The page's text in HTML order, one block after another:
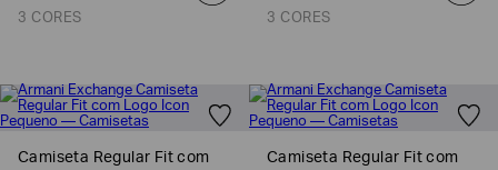
3 CORES 3 CORES
Camiseta Regular Fit com
Camiseta Regular Fit com